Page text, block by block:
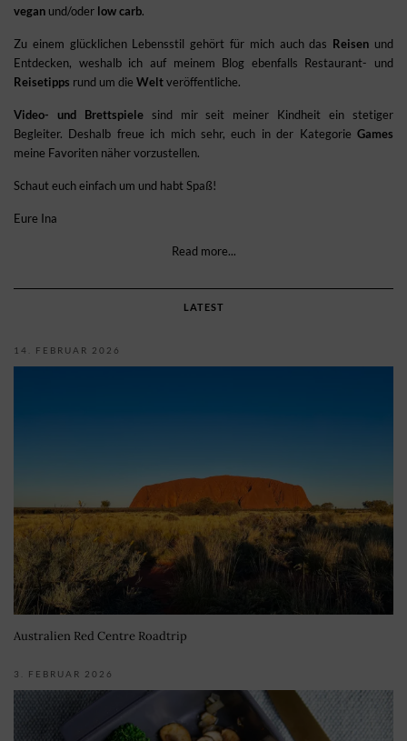
vegan und/oder low carb.
Zu einem glücklichen Lebensstil gehört für mich auch das Reisen und
Entdecken, weshalb ich auf meinem Blog ebenfalls Restaurant- und
Reisetipps rund um die Weltveröffentliche.
Video- und Brettspielesind mir seit meiner Kindheit ein stetiger
Begleiter. Deshalb freue ich mich sehr, euch in der Kategorie Games
meine Favoriten näher vorzustellen.
Schaut euch einfach um und habt Spaß!
Eure Ina
Read more...
LATEST
14. FEBRUAR 2026
Australien Red Centre Roadtrip
3. FEBRUAR 2026